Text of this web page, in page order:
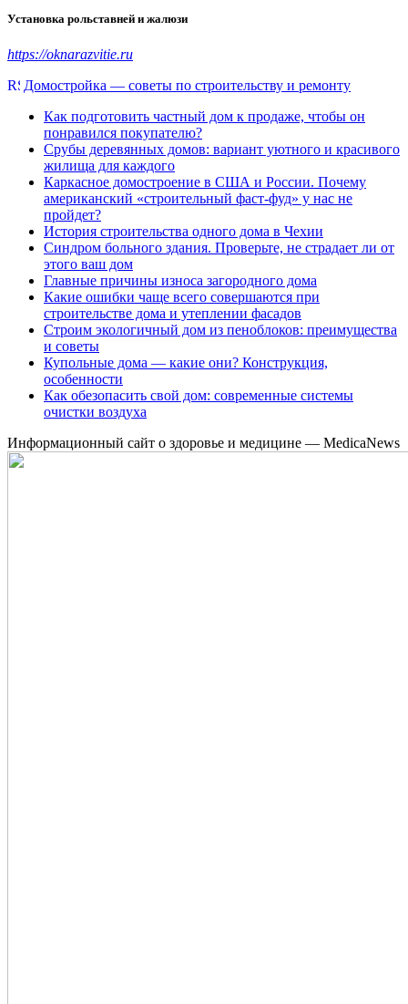
Установка рольставней и жалюзи
https://oknarazvitie.ru
Домостройка — советы по строительству и ремонту
Как подготовить частный дом к продаже, чтобы он
понравился покупателю?
Срубы деревянных домов: вариант уютного и красивого
жилища для каждого
Каркасное домостроение в США и России. Почему
американский «строительный фаст-фуд» у нас не
пройдет?
История строительства одного дома в Чехии
Синдром больного здания. Проверьте, не страдает ли от
этого ваш дом
Главные причины износа загородного дома
Какие ошибки чаще всего совершаются при
строительстве дома и утеплении фасадов
Строим экологичный дом из пеноблоков: преимущества
и советы
Купольные дома — какие они? Конструкция,
особенности
Как обезопасить свой дом: современные системы
очистки воздуха
Информационный сайт о здоровье и медицине — MedicaNews